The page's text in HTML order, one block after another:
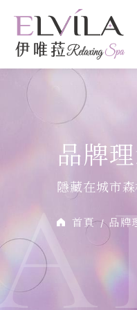
品牌
隱藏在城市
首頁 品牌